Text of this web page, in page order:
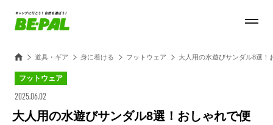
道具・ギア 身に着ける フットウェア 大人用の水遊びサンダル8選！
フットウェア
2025.06.02
大人用の水遊びサンダル8選！おしゃれで便